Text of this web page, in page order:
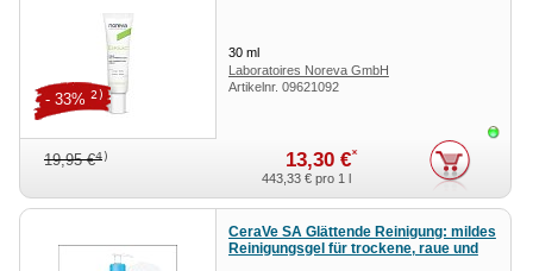
30 ml
Laboratoires Noreva GmbH
Artikelnr. 09621092
19,95 €4) 13,30 €*
- 33%2)
443,33 €pro 1 l
CeraVe SA Glättende Reinigung: mildes
Reinigungsgel für trockene, raue und